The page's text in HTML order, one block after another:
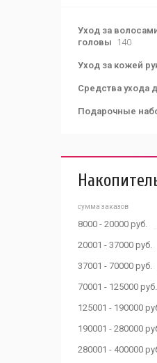
Уход за
головы 140
Уход за кожей
Средства ухода
Подарочные
сумма заказов
8000 - 20000 руб.
20001 - 37000 руб.
37001 - 70000 руб.
70001 - 125000 руб.
125001 - 190000
190001 - 280000
280001 - 400000